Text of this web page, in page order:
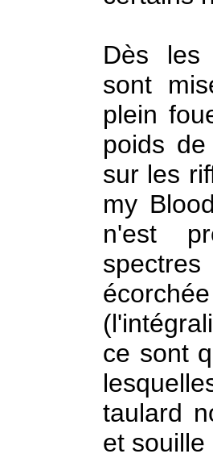
Dès les
sont
plein
poids
sur les
my
n'est
ce sont
taulard
et